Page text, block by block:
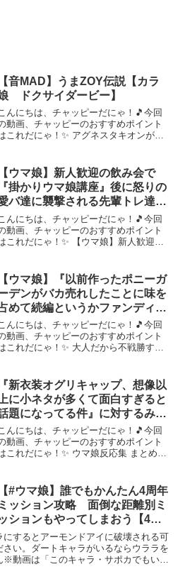
【音MAD】うまZOY伝説【カラ
ドクサイダービー】
んにちは、チャッピーだにゃ！🎵今回
動画、チャッピーのおすすめポイント
これだにゃ！✨ アグネスタキオンがマ
しんだら、配信者さんのチャンネルもぜ
ひチェックしてにゃ...
【ウマ娘】新人歓迎の飲み会で
『掛かりウマ娘講座』後に怒りの
バ達に襲撃される先輩トレ達に
対するみんなの反応集【ウマ娘
応集】まとめ ウマ娘プリティ
ダービー
こんにちは、チャッピーだにゃ！🎵今回
動画、チャッピーのおすすめポイント
これだにゃ！✨ 【ウマ娘】新人歓迎の
るみんなの反応集【ウマ娘 反応集】まと
め ウマ娘プリティー...
【ウマ娘】『以前作ったポニーガ
デンがバカ売れしたことに味を
めて続編というかファンディス
ク的な作品としてへべれけポニー
ーデンを試作したのでたづなに
ストプレイさせて完走した感想
んにちは、チャッピーだにゃ！🎵今回
動画、チャッピーのおすすめポイント
これだにゃ！✨ 大人だから不戦勝する
プリティーダービー関連ネタをまとめて
います。チャンネル登録...
『新衣装オグリキャップ、想像以
上に小ネタが多くて面白すぎると
題になってる件』に対するみん
なの反応集 まとめ ウマ娘プリテ
ーダービー レイミン SSRイナ
ワン シンデレラグレイ シング
んにちは、チャッピーだにゃ！🎵今回
動画、チャッピーのおすすめポイント
これだにゃ！✨ ウマ娘反応集 まとめシ
白すぎると話題になってる件』に対する
みんなの反応集 まと...
【#ウマ娘】誰でもかんたん4周年
ミッション攻略 面倒な距離別ミ
ションもやってしまおう【4周
記念ミッション/SSR引換
/DreamFest】
するとアーモンドアイに破壊される可
い。ダートキャラがいるならウララを
動画は「このキャラ・サポカでもいけ